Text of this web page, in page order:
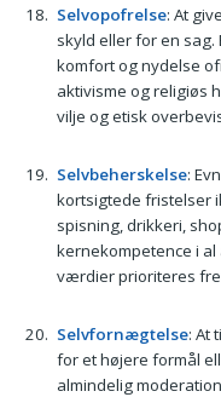
Selvopofrelse: At
skyld eller for en
komfort og nydelse
aktivisme og religiøs
vilje og etisk
Selvbeherskelse:
kortsigtede fristelser
spisning, drikkeri,
kernekompetence i
værdier prioriteres
Selvfornægtelse: At
for et højere formål
almindelig